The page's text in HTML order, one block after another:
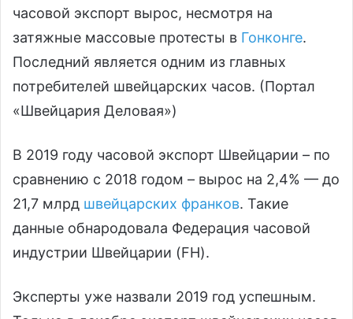
часовой экспорт вырос, несмотря на
затяжные массовые протесты в Гонконге.
Последний является одним из главных
потребителей швейцарских часов. (Портал
«Швейцария Деловая»)
В 2019 году часовой экспорт Швейцарии – по
сравнению с 2018 годом – вырос на 2,4% — до
21,7 млрд швейцарских франков. Такие
данные обнародовала Федерация часовой
индустрии Швейцарии (FH).
Эксперты уже назвали 2019 год успешным.